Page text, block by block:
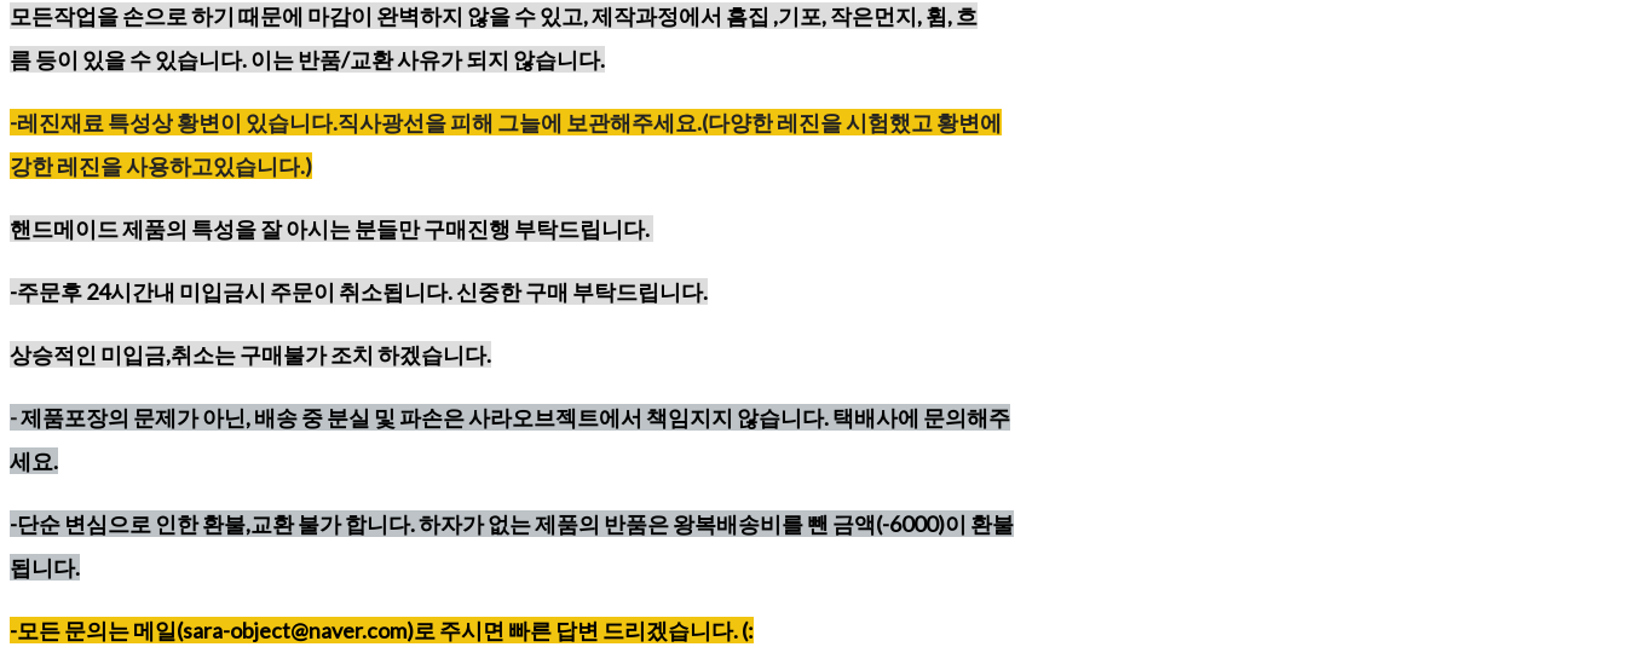
모든작업을 손으로 하기 때문에 마감이 완벽하지 않을 수 있고,제작과정에서 흠집 ,기포, 작은먼지, 휨, 흐
름 등이 있을 수 있습니다. 이는 반품/교환 사유가 되지 않습니다.
-레진재료 특성상황변이 있습니다.직사광선을피해 그늘에 보관해주세요.(다양한레진을시험했고황변에
강한레진을사용하고있습니다.)
핸드메이드 제품의 특성을 잘 아시는 분들만 구매진행 부탁드립니다.
-주문후 24시간내 미입금시 주문이 취소됩니다. 신중한 구매 부탁드립니다.
상승적인 미입금,취소는 구매불가 조치 하겠습니다.
-제품포장의 문제가 아닌, 배송 중 분실 및 파손은 사라오브젝트에서 책임지지 않습니다. 택배사에 문의해주
세요.
-단순 변심으로 인한 환불,교환 불가 합니다. 하자가 없는 제품의 반품은 왕복배송비를 뺀 금액(-6000)이 환불
됩니다.
-모든 문의는 메일(sara-object@naver.com)로 주시면 빠른 답변 드리겠습니다. (: